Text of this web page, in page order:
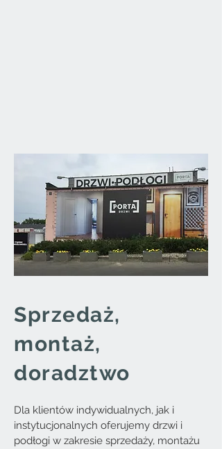
Sprzedaż,
montaż,
doradztwo
Dla klientów indywidualnych, jak i
instytucjonalnych oferujemy drzwi i
podłogi w zakresie sprzedaży, montażu